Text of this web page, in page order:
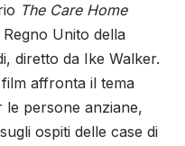
The Care Home
Unito della
diretto da Ike Walker.
affronta il tema
le persone anziane,
ospiti delle case di